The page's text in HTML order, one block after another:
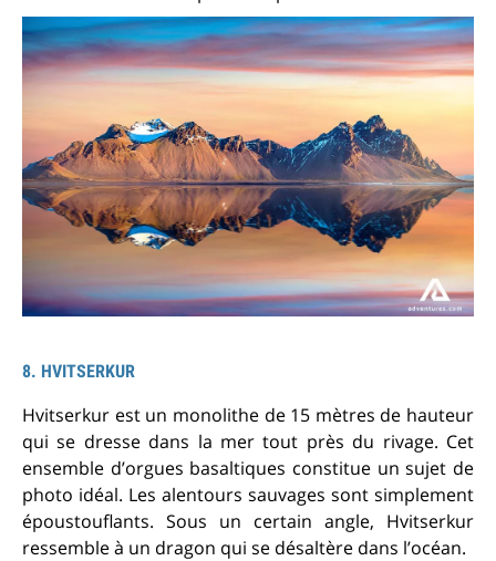
8. HVITSERKUR
Hvitserkur est un monolithe de 15 mètres de hauteur
qui se dresse dans la mer tout près du rivage. Cet
ensemble d’orgues basaltiques constitue un sujet de
photo idéal. Les alentours sauvages sont simplement
époustouflants. Sous un certain angle, Hvitserkur
ressemble à un dragon qui se désaltère dans l’océan.